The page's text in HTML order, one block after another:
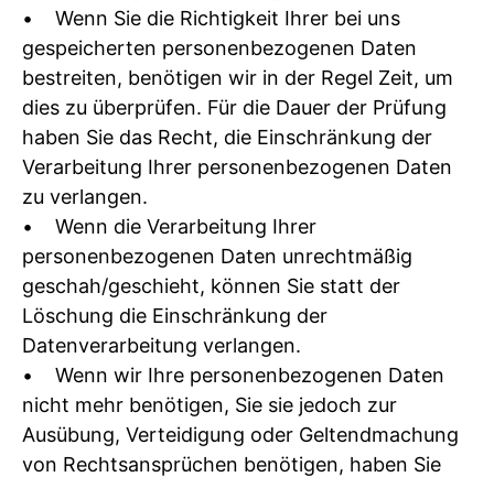
• Wenn Sie die Richtigkeit Ihrer bei uns
gespeicherten personenbezogenen Daten
bestreiten, benötigen wir in der Regel Zeit, um
dies zu überprüfen. Für die Dauer der Prüfung
haben Sie das Recht, die Einschränkung der
Verarbeitung Ihrer personenbezogenen Daten
zu verlangen.
• Wenn die Verarbeitung Ihrer
personenbezogenen Daten unrechtmäßig
geschah/geschieht, können Sie statt der
Löschung die Einschränkung der
Datenverarbeitung verlangen.
• Wenn wir Ihre personenbezogenen Daten
nicht mehr benötigen, Sie sie jedoch zur
Ausübung, Verteidigung oder Geltendmachung
von Rechtsansprüchen benötigen, haben Sie